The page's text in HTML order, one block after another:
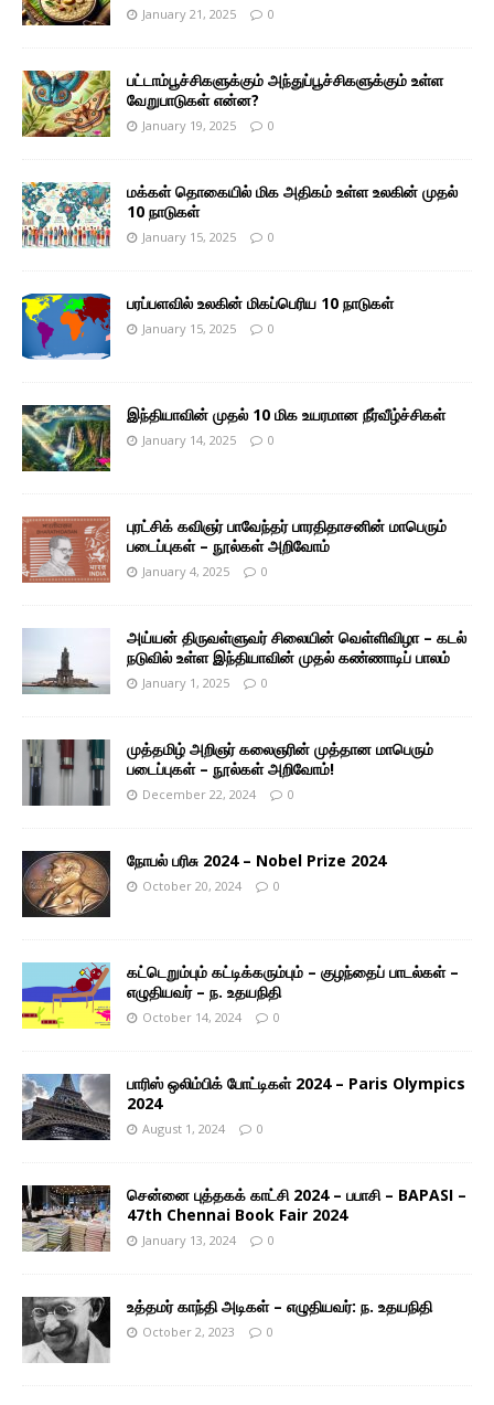
January 21, 2025 0
பட்டாம்பூச்சிகளுக்கும் அந்துப்பூச்சிகளுக்கும் உள்ள
வேறுபாடுகள் என்ன?
January 19, 2025 0
மக்கள் தொகையில் மிக அதிகம் உள்ள உலகின் முதல்
10 நாடுகள்
January 15, 2025 0
பரப்பளவில் உலகின் மிகப்பெரிய 10 நாடுகள்
January 15, 2025 0
இந்தியாவின் முதல் 10 மிக உயரமான நீர்வீழ்ச்சிகள்
January 14, 2025 0
புரட்சிக் கவிஞர் பாவேந்தர் பாரதிதாசனின் மாபெரும்
படைப்புகள் – நூல்கள் அறிவோம்
January 4, 2025 0
அய்யன் திருவள்ளுவர் சிலையின் வெள்ளிவிழா – கடல்
நடுவில் உள்ள இந்தியாவின் முதல் கண்ணாடிப் பாலம்
January 1, 2025 0
முத்தமிழ் அறிஞர் கலைஞரின் முத்தான மாபெரும்
படைப்புகள் – நூல்கள் அறிவோம்!
December 22, 2024 0
நோபல் பரிசு 2024 – Nobel Prize 2024
October 20, 2024 0
கட்டெறும்பும் கட்டிக்கரும்பும் – குழந்தைப் பாடல்கள் –
எழுதியவர் – ந. உதயநிதி
October 14, 2024 0
பாரிஸ் ஒலிம்பிக் போட்டிகள் 2024 – Paris Olympics
2024
August 1, 2024 0
சென்னை புத்தகக் காட்சி 2024 – பபாசி – BAPASI –
47th Chennai Book Fair 2024
January 13, 2024 0
உத்தமர் காந்தி அடிகள் – எழுதியவர்: ந. உதயநிதி
October 2, 2023 0